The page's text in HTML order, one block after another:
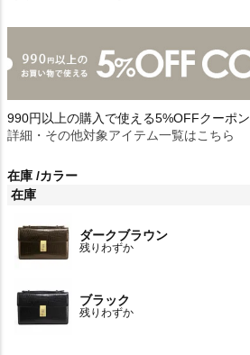
990円以上の購入で使える5%OFFクーポン
詳細・その他対象アイテム一覧はこちら
在庫 カラー
在庫
ダークブラウン
残りわずか
ブラック
残りわずか